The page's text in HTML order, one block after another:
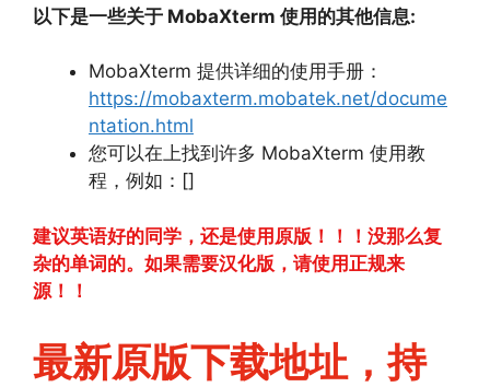
以下是一些关于 MobaXterm 使用的其他信息:
MobaXterm 提供详细的使用手册：
https://mobaxterm.mobatek.net/docume
ntation.html
您可以在上找到许多 MobaXterm 使用教
程， 例如：[]
建议英语好的同学，还是使用原版！！！没那么复
杂的单词的。如果需要汉化版，请使用正规来
源！！
最新原版下载地址，持